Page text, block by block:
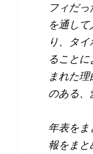
フィだ
を通し
り、タ
ること
まれた
のある、
年表をま
報をまと